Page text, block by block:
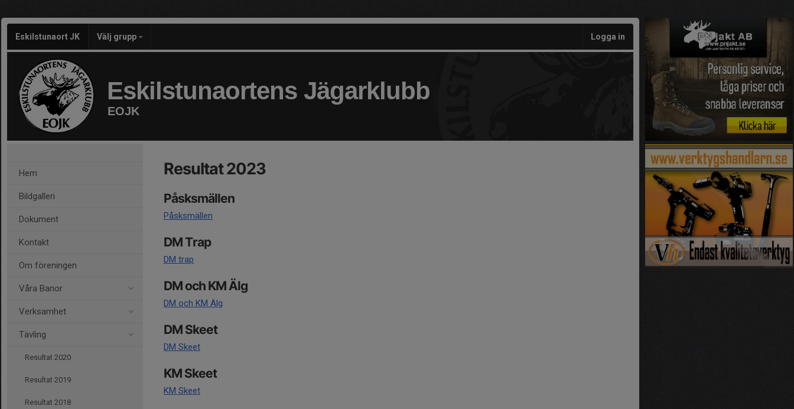
Eskilstunaort JK Välj grupp Logga in
Eskilstunaortens Jägarklubb
EOJK
Hem
Bildgalleri
Dokument
Kontakt
Om föreningen
Våra Banor
Verksamhet
Tävling
Resultat 2020
Resultat 2019
Resultat 2018
Resultat 2023
Påsksmällen
Påsksmällen
DM Trap
DM trap
DM och KM Älg
DM och KM Älg
DM Skeet
DM Skeet
KM Skeet
KM Skeet